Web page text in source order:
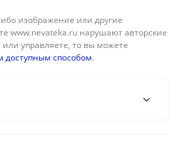
изображение или другие
www.nevateka.ru нарушают авторские
управляете, то вы можете
способом.